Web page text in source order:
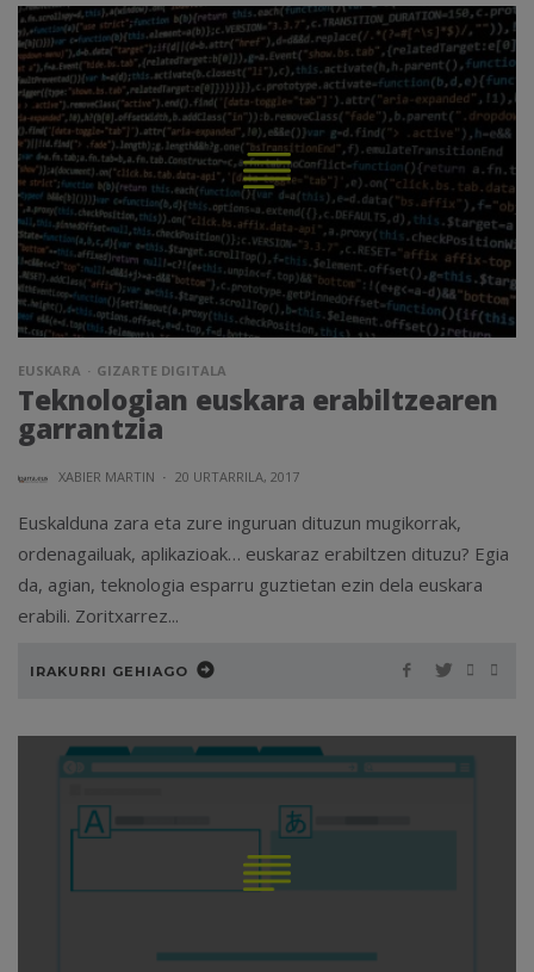
EUSKARA GIZARTE DIGITALA
Teknologian euskara erabiltzearen
garrantzia
XABIER MARTIN · 20 URTARRILA, 2017
Euskalduna zara eta zure inguruan dituzun mugikorrak,
ordenagailuak, aplikazioak… euskaraz erabiltzen dituzu? Egia
da, agian, teknologia esparru guztietan ezin dela euskara
erabili. Zoritxarrez...
IRAKURRI GEHIAGO